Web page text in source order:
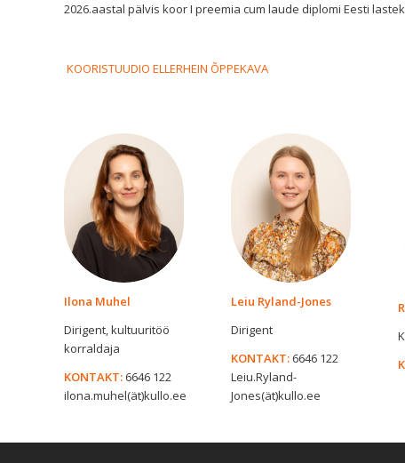
2026.aastal pälvis koor I preemia cum laude diplomi Eesti
KOORISTUUDIO ELLERHEIN ÕPPEKAVA
Ilona Muhel
Dirigent, kultuuritöö
korraldaja
KONTAKT: 6646 122
ilona.muhel(ät)kullo.ee
Leiu Ryland-Jones
Dirigent
KONTAKT: 6646 122
Leiu.Ryland-
Jones(ät)kullo.ee